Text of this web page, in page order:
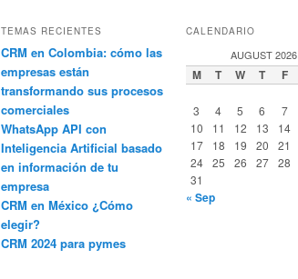
TEMAS RECIENTES
CRM en Colombia: cómo las
empresas están
transformando sus procesos
comerciales
WhatsApp API con
Inteligencia Artificial basado
en información de tu
empresa
CRM en México ¿Cómo
elegir?
CRM 2024 para pymes
CALENDARIO
AUGUST 2026
M T W T F
3
4 5 6 7
10
11 12 13 14
17
18 19 20 21
24
25 26 27 28
31
« Sep